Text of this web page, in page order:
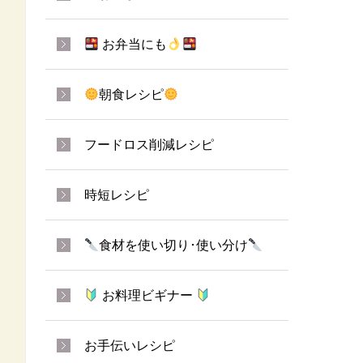
お弁当にも
朝食レシピ
フードロス削減レシピ
時短レシピ
食材を使い切り･使い分け
お料理ビギナー
お手伝いレシピ